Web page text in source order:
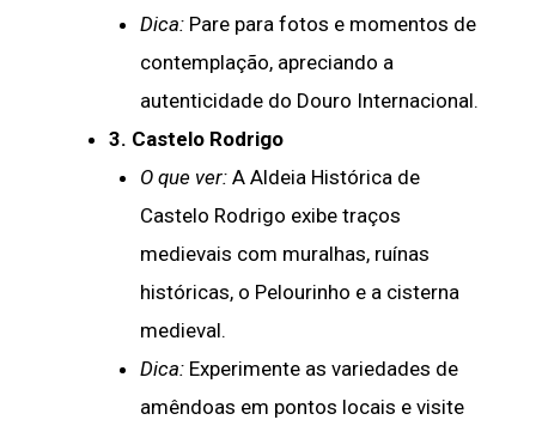
Dica:Pare para fotos e momentos de
contemplação, apreciando a
autenticidade do Douro Internacional.
3. Castelo Rodrigo
O que ver:A Aldeia Histórica de
Castelo Rodrigo exibe traços
medievais com muralhas, ruínas
históricas, o Pelourinho e a cisterna
medieval.
Dica:Experimente as variedades de
amêndoas em pontos locais e visite